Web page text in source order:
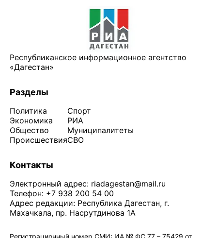
Республиканское информационное агентство
«Дагестан»
Разделы
Политика
Экономика
Общество
Происшествия
Спорт
РИА
Муниципалитеты
СВО
Контакты
Электронный адрес: riadagestan@mail.ru
Телефон: +7 938 200 54 00
Адрес редакции: Республика Дагестан, г.
Махачкала, пр. Насрутдинова 1А
Регистрационный номер СМИ: ИА № ФС 77 – 75429 от